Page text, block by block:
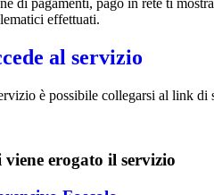
di pagamenti, pago in rete ti
effettuati.
al servizio
è possibile collegarsi al link di
erogato il servizio